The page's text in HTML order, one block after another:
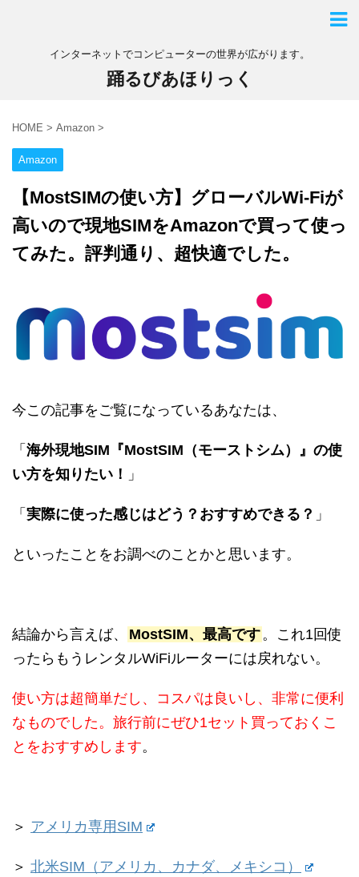
インターネットでコンピューターの世界が広がります。
踊るびあほりっく
HOME > Amazon >
Amazon
【MostSIMの使い方】グローバルWi-Fiが
高いので現地SIMをAmazonで買って使っ
てみた。評判通り、超快適でした。
今この記事をご覧になっているあなたは、
「 海外現地SIM『MostSIM（モーストシム）』の使
い方を知りたい！
」
「 実際に使った感じはどう？おすすめできる？ 」
といったことをお調べのことかと思います。
結論から言えば、 MostSIM、最高です 。これ1回使
ったらもうレンタルWiFiルーターには戻れない。
使い方は超簡単だし、コスパは良いし、非常に便利
なものでした。旅行前にぜひ1セット買っておくこ
とをおすすめします。
＞ アメリカ専用SIM
＞ 北米SIM（アメリカ、カナダ、メキシコ）